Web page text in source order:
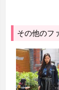
その他のフ